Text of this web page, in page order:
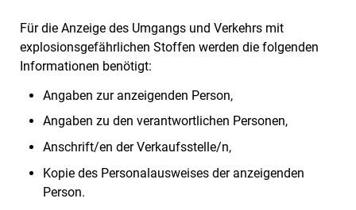
Für die Anzeige des Umgangs und Verkehrs mit
explosionsgefährlichen Stoffen werden die folgenden
Informationen benötigt:
Angaben zur anzeigenden Person,
Angaben zu den verantwortlichen Personen,
Anschrift/en der Verkaufsstelle/n,
Kopie des Personalausweises der anzeigenden
Person.